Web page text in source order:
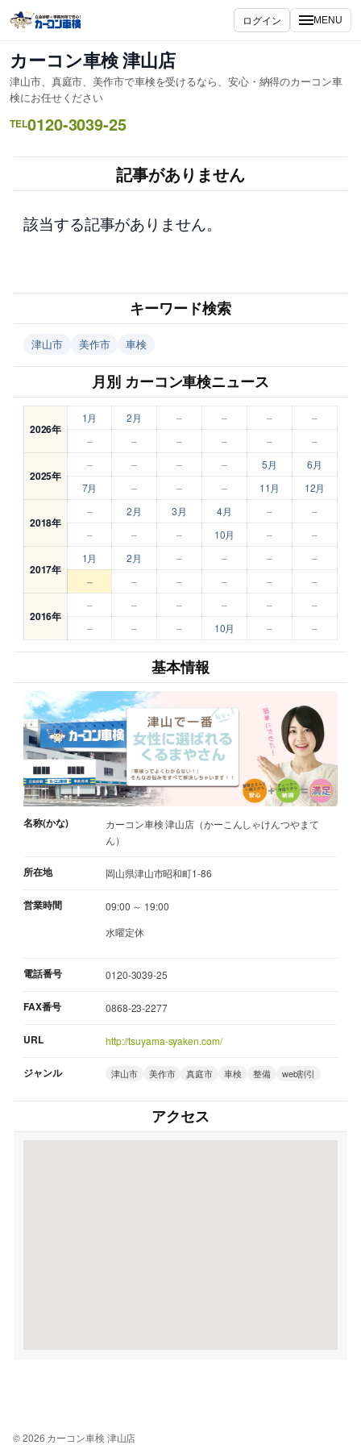
容
ス
キ
ッ
プ
ログイン MENU
カーコン車検 津山店
津山市、真庭市、美作市で車検を受けるなら、安心・納得のカーコン車
検にお任せください
TEL0120-3039-25
記事がありません
該当する記事がありません。
キーワード検索
津山市 美作市 車検
月別 カーコン車検ニュース
2026年
1月 2月 – – –
–
–
– – – – –
2025年
– – – – 5月
6月
7月
– – – 11月 12月
2018年
– 2月 3月 4月 –
–
–
– – 10月 – –
2017年
1月 2月 – – – –
– – – – – –
2016年
– – – – –
–
–
– – 10月 – –
基本情報
名称(かな)
カーコン車検 津山店（かーこんしゃけんつやまて
ん）
所在地 岡山県津山市昭和町1-86
営業時間
09:00 ～ 19:00
水曜定休
電話番号 0120-3039-25
FAX番号 0868-23-2277
URL http://tsuyama-syaken.com/
ジャンル 津山市 美作市 真庭市 車検 整備 web割引
アクセス
© 2026 カーコン車検 津山店